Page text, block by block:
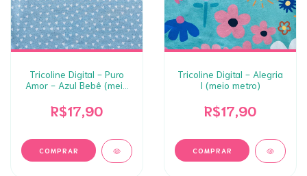
Tricoline Digital - Puro
Amor - Azul Bebê (meio
R$17,90
Tricoline Digital - Alegria
I (meio metro)
R$17,90